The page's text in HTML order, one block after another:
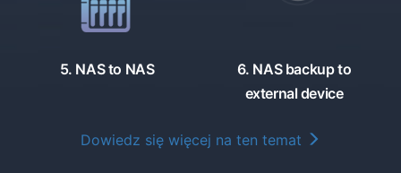
5. NAS to NAS
6. NAS backup to
external device
Dowiedz się więcej na ten temat